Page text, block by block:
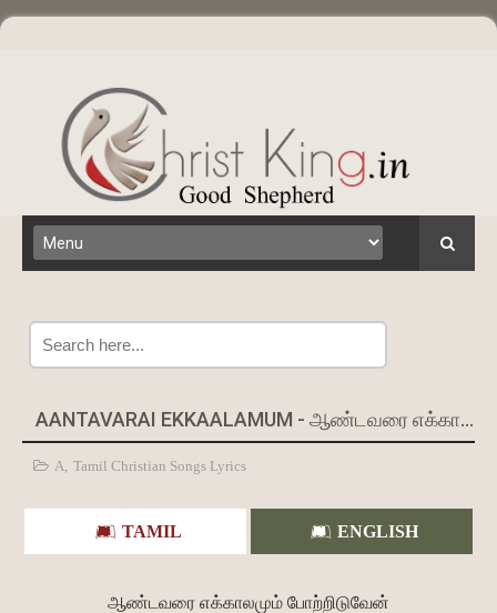
AANTAVARAI EKKAALAMUM - ஆண்டவரை எக்காலமும்
A, Tamil Christian Songs Lyrics
TAMIL ENGLISH
ஆண்டவரை எக்காலமும் போற்றிடுவேன்